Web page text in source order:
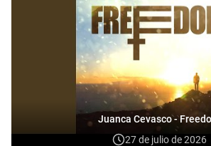
Juanca Cevasco -
27 de julio de 2026